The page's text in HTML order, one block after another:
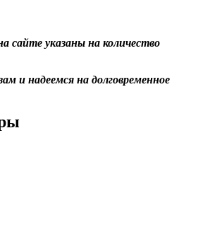
указаны на количество
и надеемся на долговременное